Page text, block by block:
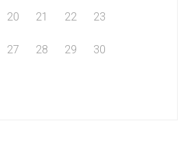
20 21 22 23
27 28 29 30